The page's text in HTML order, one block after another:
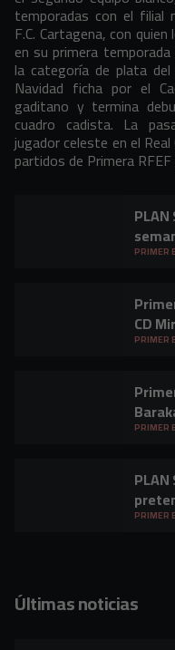
temporadas con el filial
F.C. Cartagena, con
en su primera
la categoría de plata
Navidad ficha por el
gaditano y termina
cuadro cadista. La
jugador celeste en el
partidos de Primera
PRIMER
CD
PRIMER
PRIMER
vista
PRIMER
Últimas noticias